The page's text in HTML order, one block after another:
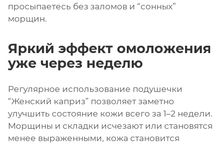
просыпаетесь без заломов и “сонных”
морщин.
Яркий эффект омоложения
уже через неделю
Регулярное использование подушечки
“Женский каприз” позволяет заметно
улучшить состояние кожи всего за 1–2 недели.
Морщины и складки исчезают или становятся
менее выраженными, кожа становится